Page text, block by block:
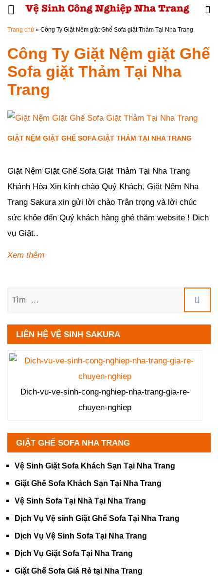
Đến nội dung chính
Trang chủ » Công Ty Giặt Nệm giặt Ghế Sofa giặt Thảm Tại Nha Trang
Công Ty Giặt Nệm giặt Ghế
Sofa giặt Thảm Tại Nha
Trang
GIẶT NỆM GIẶT GHẾ SOFA GIẶT THẢM TẠI NHA TRANG
Giặt Nệm Giặt Ghế Sofa Giặt Thảm Tại Nha Trang
Khánh Hòa Xin kính chào Quý Khách, Giặt Nệm Nha
Trang Sakura xin gửi lời chào Trân trọng và lời chúc
sức khỏe đến Quý khách hàng ghé thăm website ! Dịch
vụ Giặt..
Xem thêm
LIÊN HỆ VỆ SINH SAKURA
Dich-vu-ve-sinh-cong-nghiep-nha-trang-gia-re-
chuyen-nghiep
GIẶT GHẾ SOFA NHA TRANG
Vệ Sinh Giặt Sofa Khách Sạn Tại Nha Trang
Giặt Ghế Sofa Khách Sạn Tại Nha Trang
Vệ Sinh Sofa Tại Nhà Tại Nha Trang
Dịch Vụ Vệ sinh Giặt Ghế Sofa Tại Nha Trang
Dịch Vụ Vệ Sinh Sofa Tại Nha Trang
Dịch Vụ Giặt Sofa Tại Nha Trang
Giặt Ghế Sofa Giá Rẻ tại Nha Trang